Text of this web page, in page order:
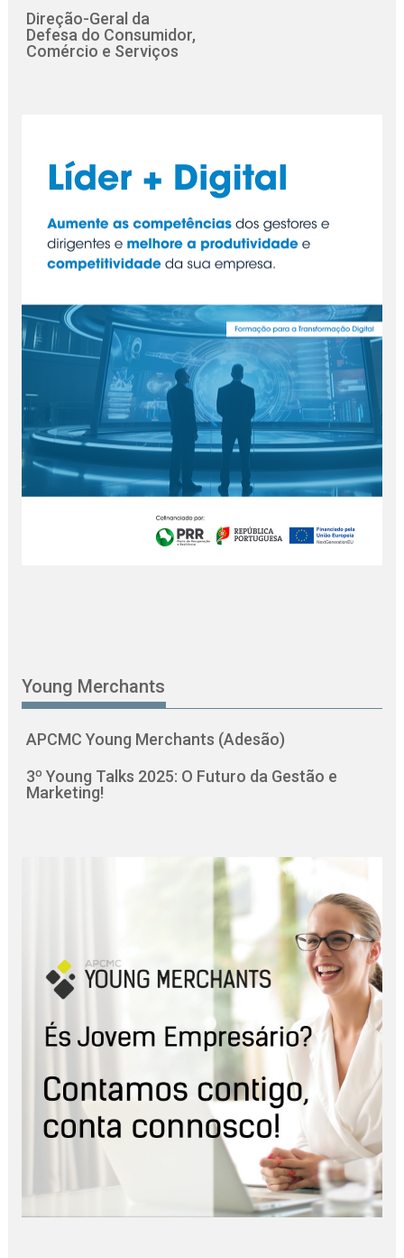
Direção-Geral da
Defesa do Consumidor,
Comércio e Serviços
Young Merchants
APCMC Young Merchants (Adesão)
3º Young Talks 2025: O Futuro da Gestão e
Marketing!